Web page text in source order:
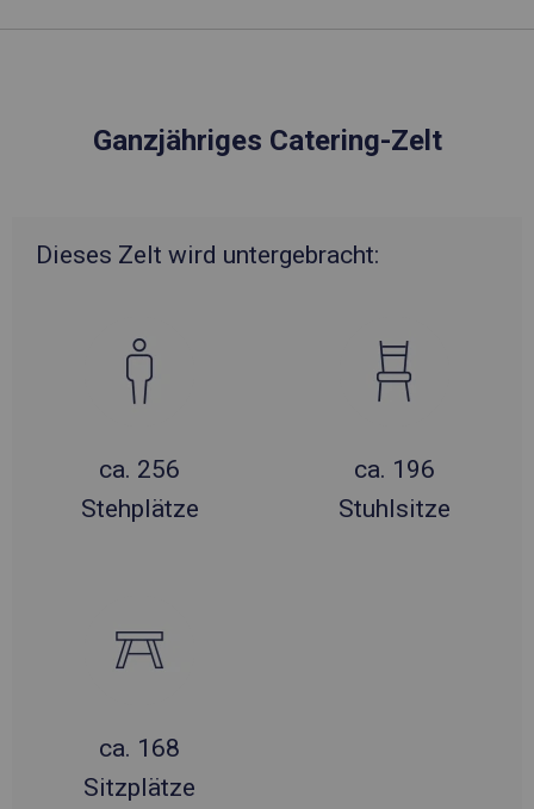
Ganzjähriges Catering-Zelt
Dieses Zelt wird untergebracht:
ca. 256
Stehplätze
ca. 196
Stuhlsitze
ca. 168
Sitzplätze